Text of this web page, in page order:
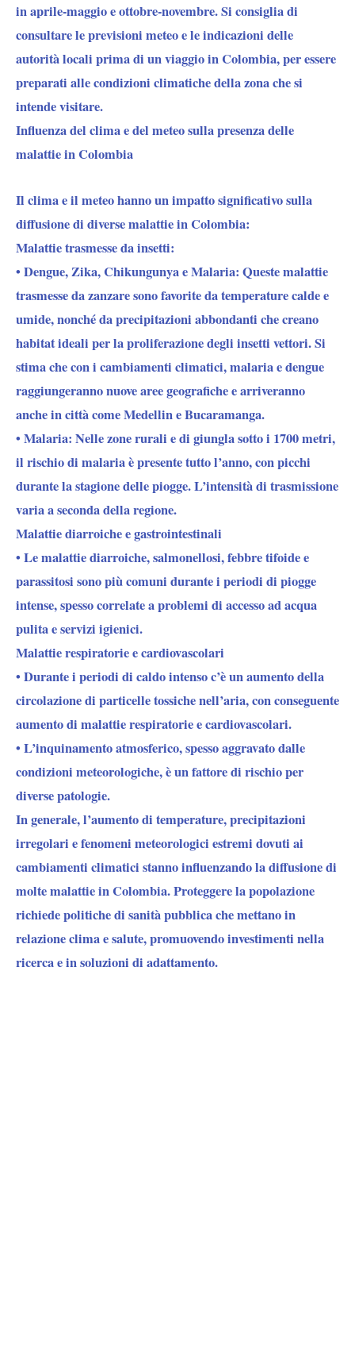
in aprile-maggio e ottobre-novembre. Si consiglia di
consultare le previsioni meteo e le indicazioni delle
autorità locali prima di un viaggio in Colombia, per essere
preparati alle condizioni climatiche della zona che si
intende visitare.
Influenza del clima e del meteo sulla presenza delle
malattie in Colombia
Il clima e il meteo hanno un impatto significativo sulla
diffusione di diverse malattie in Colombia:
Malattie trasmesse da insetti:
• Dengue, Zika, Chikungunya e Malaria: Queste malattie
trasmesse da zanzare sono favorite da temperature calde e
umide, nonché da precipitazioni abbondanti che creano
habitat ideali per la proliferazione degli insetti vettori. Si
stima che con i cambiamenti climatici, malaria e dengue
raggiungeranno nuove aree geografiche e arriveranno
anche in città come Medellin e Bucaramanga.
• Malaria: Nelle zone rurali e di giungla sotto i 1700 metri,
il rischio di malaria è presente tutto l’anno, con picchi
durante la stagione delle piogge. L’intensità di trasmissione
varia a seconda della regione.
Malattie diarroiche e gastrointestinali
• Le malattie diarroiche, salmonellosi, febbre tifoide e
parassitosi sono più comuni durante i periodi di piogge
intense, spesso correlate a problemi di accesso ad acqua
pulita e servizi igienici.
Malattie respiratorie e cardiovascolari
• Durante i periodi di caldo intenso c’è un aumento della
circolazione di particelle tossiche nell’aria, con conseguente
aumento di malattie respiratorie e cardiovascolari.
• L’inquinamento atmosferico, spesso aggravato dalle
condizioni meteorologiche, è un fattore di rischio per
diverse patologie.
In generale, l’aumento di temperature, precipitazioni
irregolari e fenomeni meteorologici estremi dovuti ai
cambiamenti climatici stanno influenzando la diffusione di
molte malattie in Colombia. Proteggere la popolazione
richiede politiche di sanità pubblica che mettano in
relazione clima e salute, promuovendo investimenti nella
ricerca e in soluzioni di adattamento.